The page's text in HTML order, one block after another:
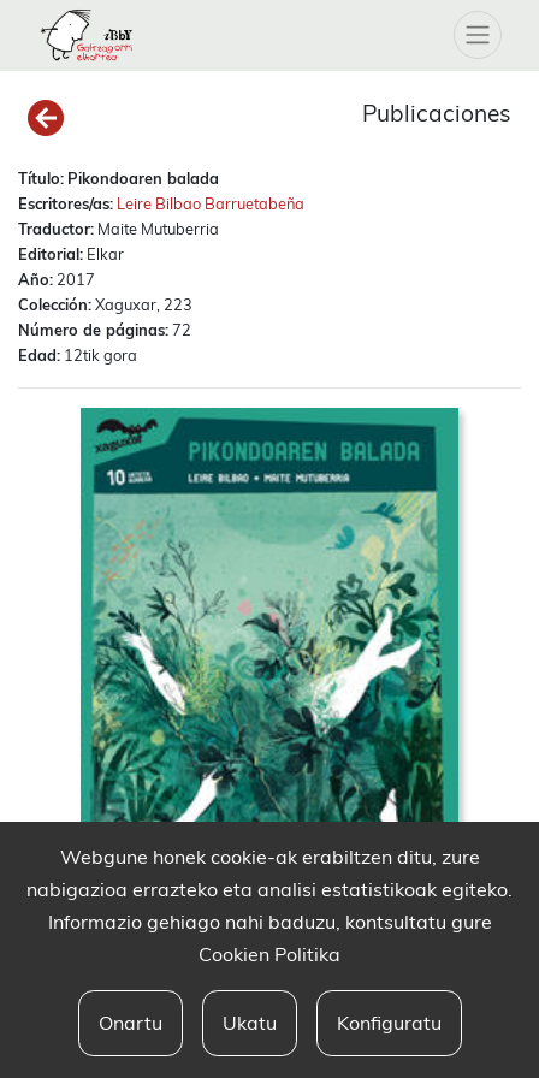
Publicaciones
Título: Pikondoaren balada
Escritores/as: Leire Bilbao Barruetabeña
Traductor: Maite Mutuberria
Editorial: Elkar
Año: 2017
Colección:Xaguxar, 223
Número de páginas:72
Edad: 12tik gora
Webgune honek cookie-ak erabiltzen ditu, zure
nabigazioa errazteko eta analisi estatistikoak egiteko.
Informazio gehiago nahi baduzu, kontsultatu gure
Cookien Politika
Onartu Ukatu Konfiguratu